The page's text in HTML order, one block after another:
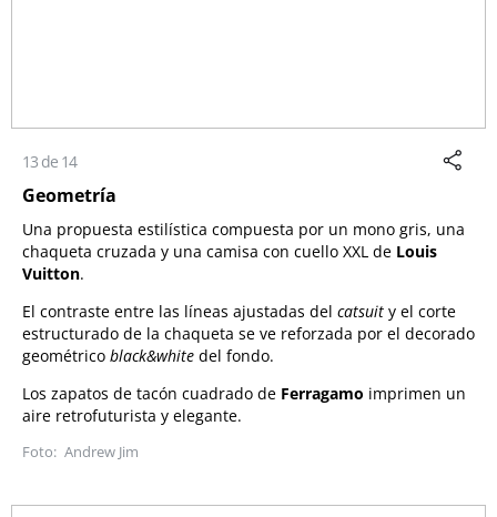
13 de 14
Geometría
Una propuesta estilística compuesta por un mono gris, una
chaqueta cruzada y una camisa con cuello XXL de Louis
Vuitton.
El contraste entre las líneas ajustadas del catsuit y el corte
estructurado de la chaqueta se ve reforzada por el decorado
geométrico black&white del fondo.
Los zapatos de tacón cuadrado de Ferragamo imprimen un
aire retrofuturista y elegante.
Andrew Jim